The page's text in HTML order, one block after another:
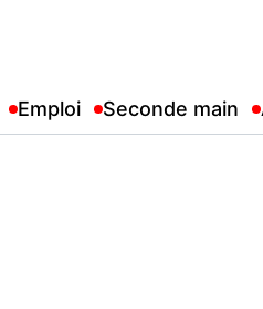
Emploi Seconde main